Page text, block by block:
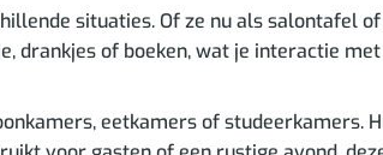
situaties. Of ze nu als salontafel
drankjes of boeken, wat je interactie
eetkamers of studeerkamers.